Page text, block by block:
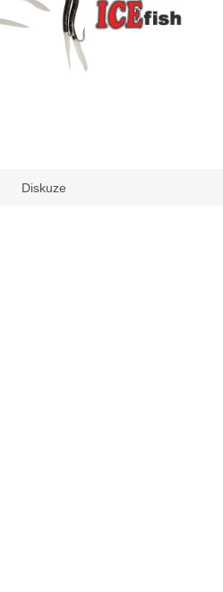
Diskuze